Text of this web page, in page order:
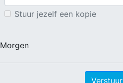
Stuur jezelf een kopie
Morgen
Verstuur